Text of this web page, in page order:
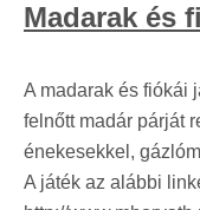
Madarak és
A madarak és fiókái
felnőtt madár párját
énekesekkel,
A játék az alábbi